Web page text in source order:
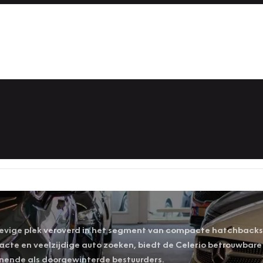
plek veroverd in het segment van compacte
en veelzijdige auto zoeken, biedt de Celerio
als doorgewinterde bestuurders.